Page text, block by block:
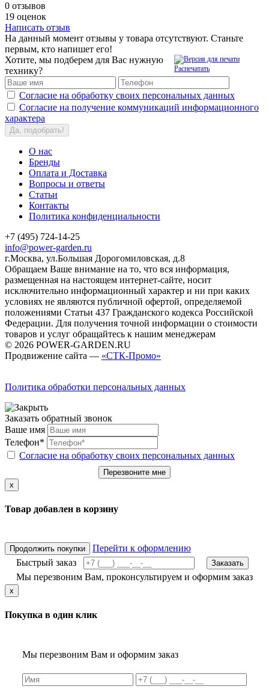
0 отзывов
19 оценок
Написать отзыв
На данный момент отзывы у товара отсутствуют. Станьте
первым, кто напишет его!
Распечатать
Хотите, мы подберем для Вас нужную
технику?
Согласие на обработку своих персональных данных
Согласие на получение коммуникаций информационного
характера
Да, подобрать!
О нас
Бренды
Оплата и Доставка
Вопросы и ответы
Статьи
Контакты
Политика конфиденциальности
+7 (495) 724-14-25
info@power-garden.ru
г.Москва, ул.Большая Дорогомиловская, д.8
Обращаем Ваше внимание на то, что вся информация,
размещенная на настоящем интернет-сайте, носит
исключительно информационный характер и ни при каких
условиях не являются публичной офертой, определяемой
положениями Статьи 437 Гражданского кодекса Российской
Федерации. Для получения точной информации о стоимости
товаров и услуг обращайтесь к нашим менеджерам
© 2026 POWER-GARDEN.RU
Продвижение сайта — «СТК-Промо»
Политика обработки персональных данных
Заказать обратный звонок
Ваше имя
Телефон*
Согласие на обработку своих персональных данных
Перезвоните мне
x
Товар добавлен в корзину
Продолжить покупки
Перейти к оформлению
Быстрый заказ
Заказать
Мы перезвоним Вам, проконсультируем и оформим заказ
x
Покупка в один клик
Мы перезвоним Вам и оформим заказ